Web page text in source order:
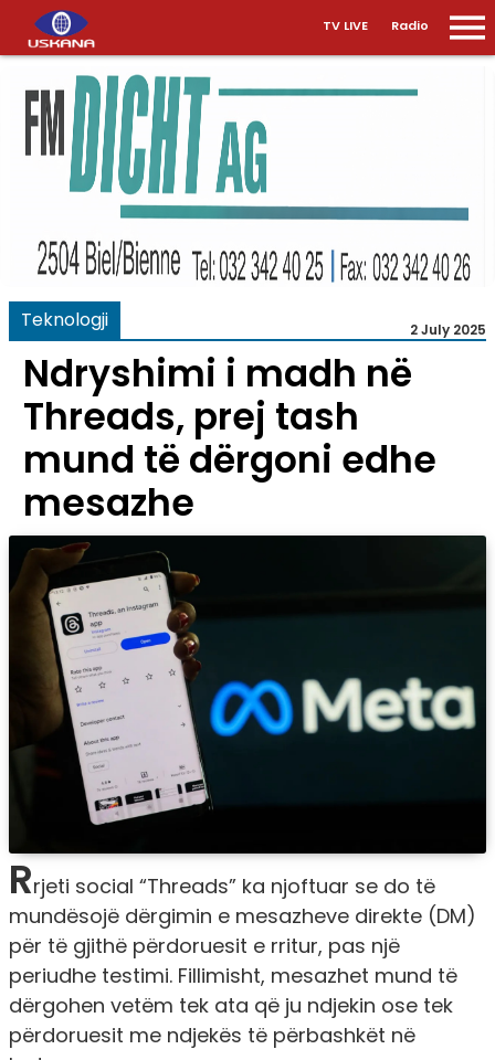
TV LIVE Radio
Teknologji 2 July 2025
Ndryshimi i madh në
Threads, prej tash
mund të dërgoni edhe
mesazhe
Rrjeti social “Threads” ka njoftuar se do të
mundësojë dërgimin e mesazheve direkte (DM)
për të gjithë përdoruesit e rritur, pas një
periudhe testimi. Fillimisht, mesazhet mund të
dërgohen vetëm tek ata që ju ndjekin ose tek
përdoruesit me ndjekës të përbashkët në